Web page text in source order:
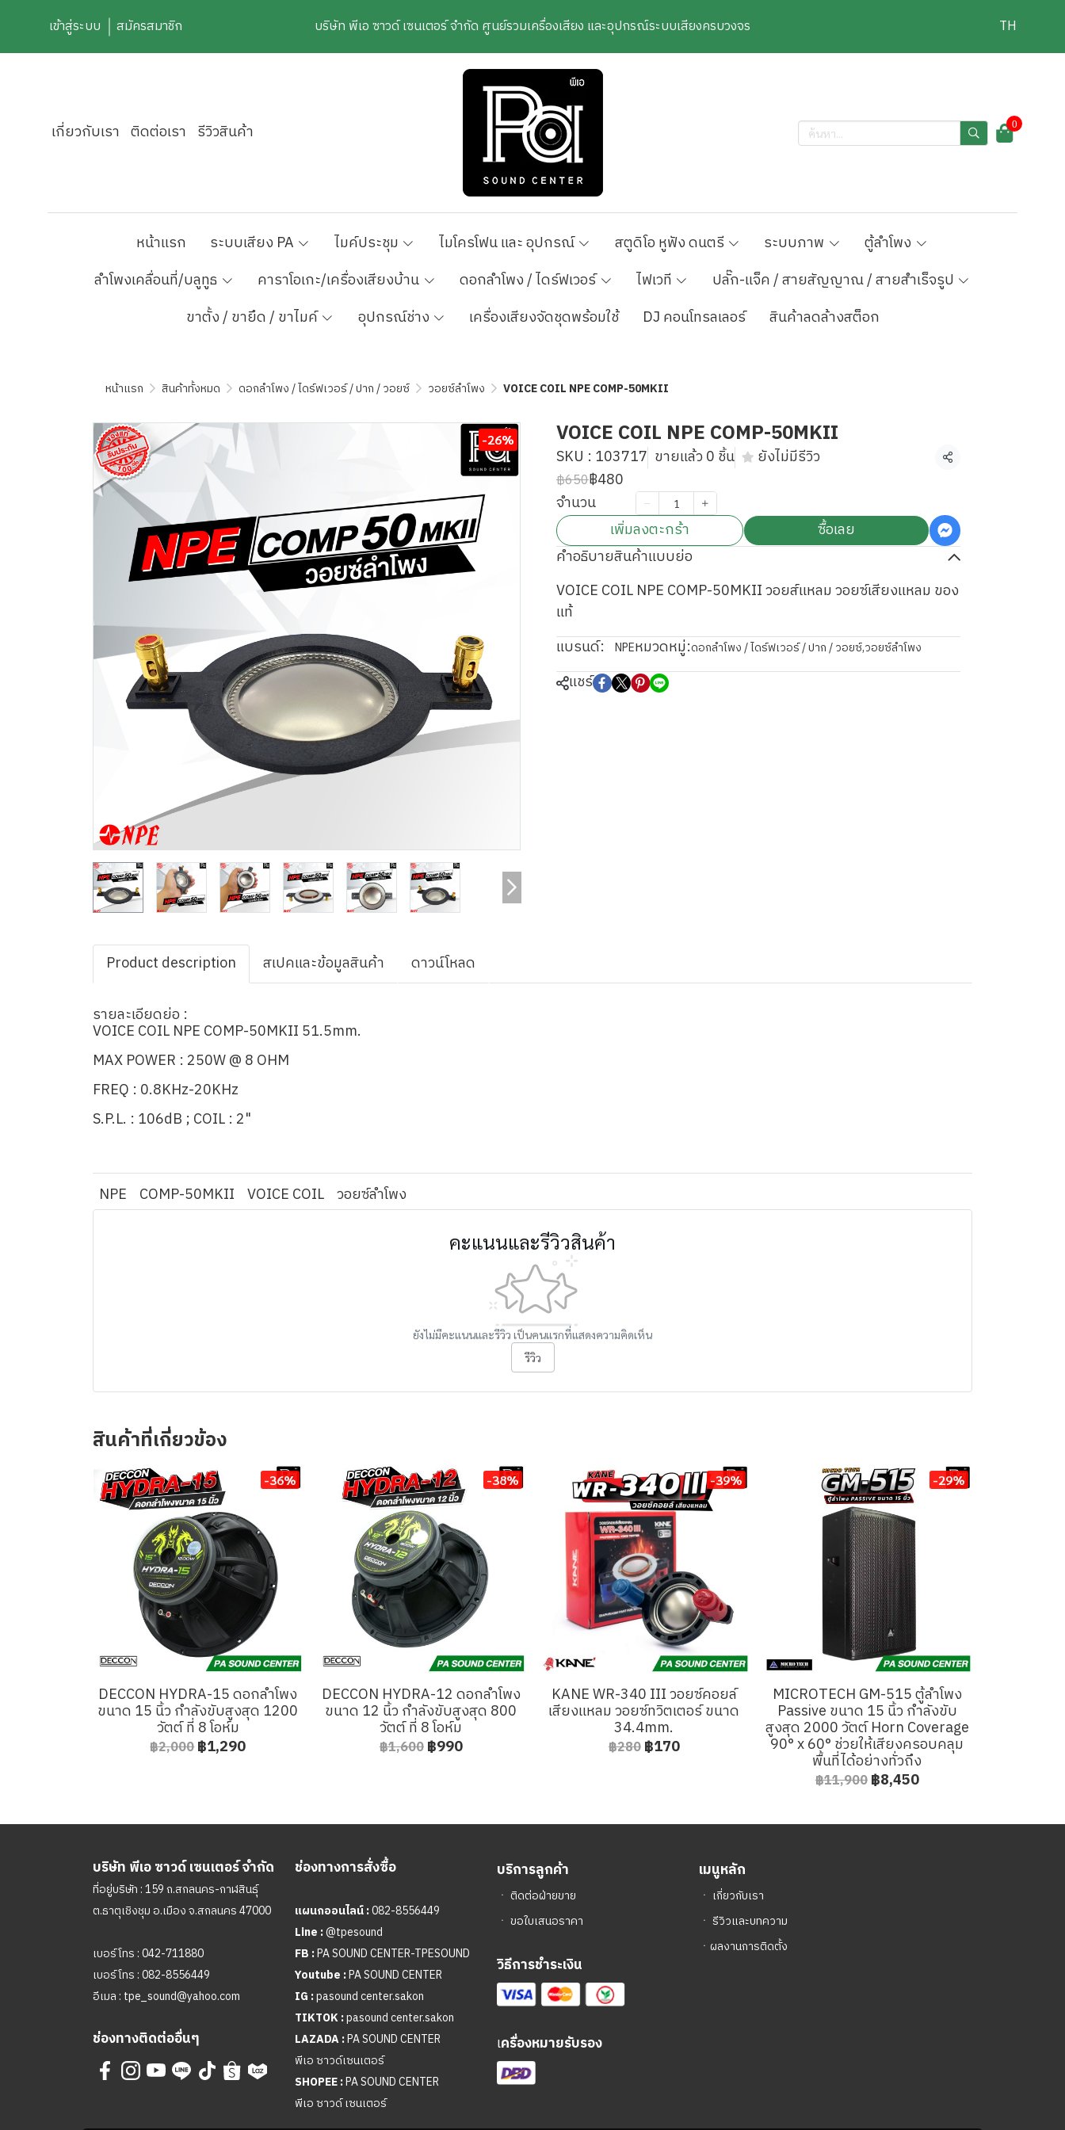
เข้าสู่ระบบ สมัครสมาชิก บริษัท พีเอ ซาวด์ เซนเตอร์ จำกัด ศูนย์รวมเครื่องเสียง และอุปกรณ์ระบบเสียงครบวงจร TH
เกี่ยวกับเรา ติดต่อเรา รีวิวสินค้า 0
หน้าแรก ระบบเสียง PA ไมค์ประชุม ไมโครโฟน และ อุปกรณ์ สตูดิโอ หูฟัง ดนตรี ระบบภาพ
ตู้ลำโพง
ลำโพงเคลื่อนที่/บลูทูธ
คาราโอเกะ/เครื่องเสียงบ้าน ดอกลำโพง / ไดร์ฟเวอร์ ไฟเวที
ปลั๊ก-แจ็ค / สายสัญญาณ / สายสำเร็จรูป
ขาตั้ง / ขายึด / ขาไมค์
อุปกรณ์ช่าง เครื่องเสียงจัดชุดพร้อมใช้ DJ คอนโทรลเลอร์ สินค้าลดล้างสต็อก
หน้าแรก สินค้าทั้งหมด ดอกลำโพง / ไดร์ฟเวอร์ / ปาก / วอยซ์ วอยซ์ลำโพง VOICE COIL NPE COMP-50MKII
-26% VOICE COIL NPE COMP-50MKII
SKU : 103717 ขายแล้ว 0 ชิ้น ยังไม่มีรีวิว แชร์
฿650฿480
จำนวน
เพิ่มลงตะกร้า
ซื้อเลย
คำอธิบายสินค้าแบบย่อ
VOICE COIL NPE COMP-50MKII วอยส์แหลม วอยซ์เสียงแหลม ของ
แท้
แบรนด์:
NPEหมวดหมู่:ดอกลำโพง / ไดร์ฟเวอร์ / ปาก / วอยซ์,วอยซ์ลำโพง
แชร์
Product description สเปคและข้อมูลสินค้า ดาวน์โหลด
รายละเอียดย่อ :
VOICE COIL NPE COMP-50MKII 51.5mm.
MAX POWER : 250W @ 8 OHM
FREQ : 0.8KHz-20KHz
S.P.L. : 106dB ; COIL : 2"
NPE COMP-50MKII VOICE COIL วอยซ์ลำโพง
คะแนนและรีวิวสินค้า
ยังไม่มีคะแนนและรีวิว เป็นคนแรกที่แสดงความคิดเห็น
รีวิว
สินค้าที่เกี่ยวข้อง
-36%
DECCON HYDRA-15 ดอกลำโพง
ขนาด 15 นิ้ว กำลังขับสูงสุด 1200
วัตต์ ที่ 8 โอห์ม
฿2,000฿1,290
-38%
DECCON HYDRA-12 ดอกลำโพง
ขนาด 12 นิ้ว กำลังขับสูงสุด 800
วัตต์ ที่ 8 โอห์ม
฿1,600฿990
-39%
KANE WR-340 III วอยซ์คอยล์
เสียงแหลม วอยซ์ทวิตเตอร์ ขนาด
34.4mm.
฿280฿170
-29%
MICROTECH GM-515 ตู้ลำโพง
Passive ขนาด 15 นิ้ว กำลังขับ
สูงสุด 2000 วัตต์ Horn Coverage
90° x 60° ช่วยให้เสียงครอบคลุม
พื้นที่ได้อย่างทั่วถึง
฿11,900฿8,450
บริษัท พีเอ ซาวด์ เซนเตอร์ จำกัด
ที่อยู่บริษัท : 159 ถ.สกลนคร-กาฬสินธุ์
ต.ธาตุเชิงชุม อ.เมือง จ.สกลนคร 47000
เบอร์โทร :042-711880
เบอร์โทร :082-8556449
อีเมล : tpe_sound@yahoo.com
ช่องทางติดต่ออื่นๆ
ช่องทางการสั่งซื้อ
แผนกออนไลน์ :082-8556449
Line :@tpesound
FB :PA SOUND CENTER-TPESOUND
Youtube :PA SOUND CENTER
IG :pasound center.sakon
TIKTOK :pasound center.sakon
LAZADA :PA SOUND CENTER
พีเอ ซาวด์เซนเตอร์
SHOPEE :PA SOUND CENTER
พีเอ ซาวด์ เซนเตอร์
บริการลูกค้า
ㆍ ติดต่อฝ่ายขาย
ㆍ ขอใบเสนอราคา
วิธีการชำระเงิน
เครื่องหมายรับรอง
เมนูหลัก
ㆍ เกี่ยวกับเรา
ㆍ รีวิวและบทความ
ㆍ ผลงานการติดตั้ง